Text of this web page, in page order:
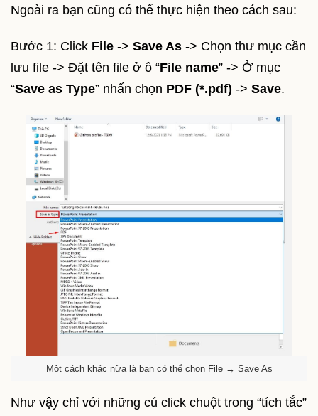
Ngoài ra bạn cũng có thể thực hiện theo cách sau:
Bước 1: Click File -> Save As -> Chọn thư mục cần
lưu file -> Đặt tên file ở ô “File name” -> Ở mục
“Save as Type” nhấn chọn PDF (*.pdf) -> Save.
Một cách khác nữa là bạn có thể chọn File → Save As
Như vậy chỉ với những cú click chuột trong “tích tắc”